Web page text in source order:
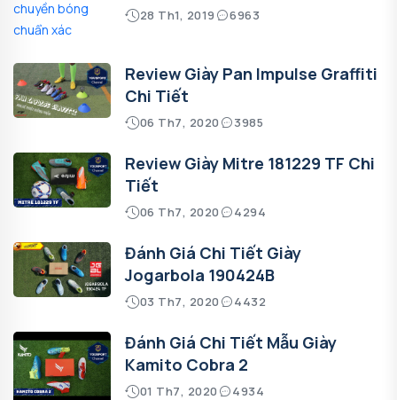
28 Th1, 2019 6963
Review Giày Pan Impulse Graffiti
Chi Tiết
06 Th7, 2020 3985
Review Giày Mitre 181229 TF Chi
Tiết
06 Th7, 2020 4294
Đánh Giá Chi Tiết Giày
Jogarbola 190424B
03 Th7, 2020 4432
Đánh Giá Chi Tiết Mẫu Giày
Kamito Cobra 2
01 Th7, 2020 4934